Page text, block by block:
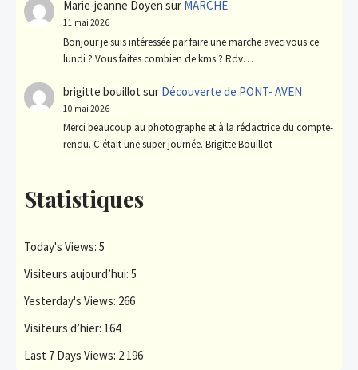
Marie-jeanne Doyen sur MARCHE
11 mai 2026
Bonjour je suis intéressée par faire une marche avec vous ce
lundi ? Vous faites combien de kms ? Rdv…
brigitte bouillot sur Découverte de PONT- AVEN
10 mai 2026
Merci beaucoup au photographe et à la rédactrice du compte-
rendu. C'était une super journée. Brigitte Bouillot
Statistiques
Today's Views: 5
Visiteurs aujourd’hui: 5
Yesterday's Views: 266
Visiteurs d’hier: 164
Last 7 Days Views: 2 196